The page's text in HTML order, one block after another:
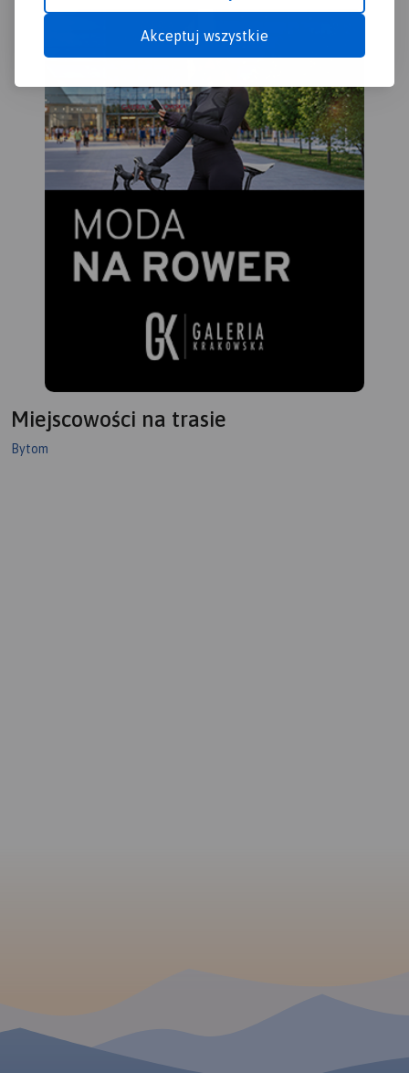
Akceptuj wszystkie
podróżujących samochodem
po Słowacji i Czechach
(m.in.: wybrane przepisy
dokumenty, obowiązkowe
wyposażenie samochodu,
rodzaje winiet).
Mapę offline można zakupić
w aplikacji Traseo na
urządzenia mobilne.Rok
Miejscowości na trasie
Bytom